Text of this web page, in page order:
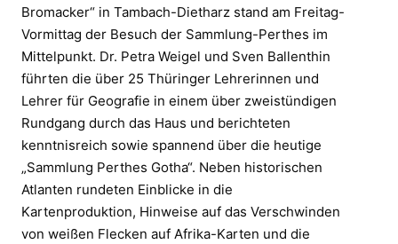
Bromacker“ in Tambach-Dietharz stand am Freitag-
Vormittag der Besuch der Sammlung-Perthes im
Mittelpunkt. Dr. Petra Weigel und Sven Ballenthin
führten die über 25 Thüringer Lehrerinnen und
Lehrer für Geografie in einem über zweistündigen
Rundgang durch das Haus und berichteten
kenntnisreich sowie spannend über die heutige
„Sammlung Perthes Gotha“. Neben historischen
Atlanten rundeten Einblicke in die
Kartenproduktion, Hinweise auf das Verschwinden
von weißen Flecken auf Afrika-Karten und die